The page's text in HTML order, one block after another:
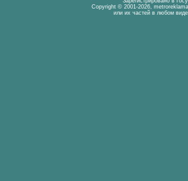
Copyright © 2001-2026,
или их частей в любом